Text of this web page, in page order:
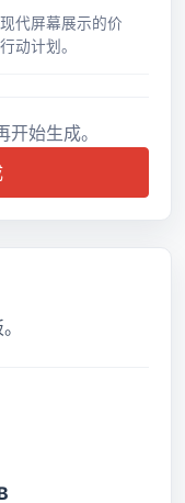
代屏幕展示的价
动计划。
始生成。